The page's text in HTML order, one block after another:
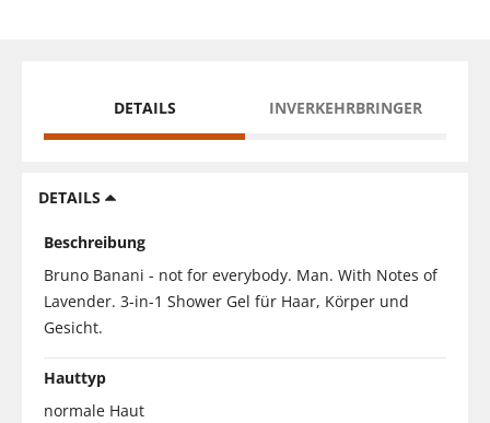
DETAILS INVERKEHRBRINGER
DETAILS
Beschreibung
Bruno Banani - not for everybody. Man. With Notes of
Lavender. 3-in-1 Shower Gel für Haar, Körper und
Gesicht.
Hauttyp
normale Haut